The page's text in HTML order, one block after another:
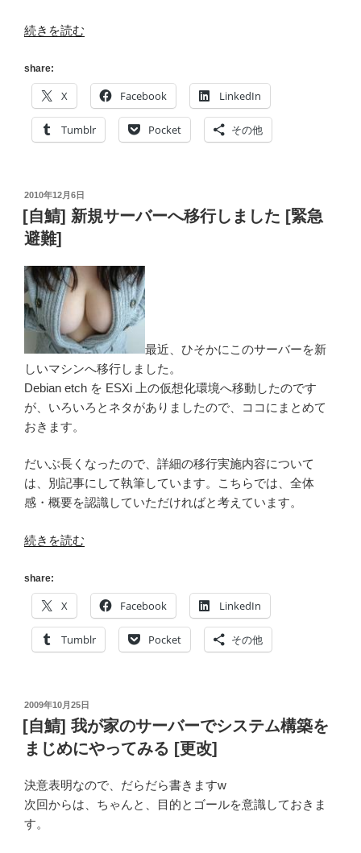
“[自
新
規
サ
バ
行
し
し
た
(移
内
容
詳
細)
[緊
避
難]”
の
続きを読む
share:
X Facebook LinkedIn
Tumblr Pocket その他
投
稿
日:
2010年12月6日
[自鯖] 新規サーバーへ移行しました [緊急
避難]
最近、ひそかにこのサーバーを新
しいマシンへ移行しました。
Debian etch を ESXi 上の仮想化環境へ移動したのです
が、いろいろとネタがありましたので、ココにまとめて
おきます。
だいぶ長くなったので、詳細の移行実施内容について
は、別記事にして執筆しています。こちらでは、全体
感・概要を認識していただければと考えています。
“[自
新
規
サ
バ
行
し
し
た
[緊
続きを読む
share:
X Facebook LinkedIn
Tumblr Pocket その他
投
稿
日:
2009年10月25日
[自鯖] 我が家のサーバーでシステム構築を
まじめにやってみる [更改]
決意表明なので、だらだら書きますw
次回からは、ちゃんと、目的とゴールを意識しておきま
す。